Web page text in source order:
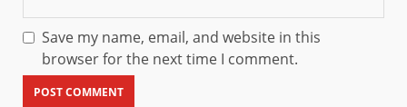
Save my name, email, and website in this
browser for the next time I comment.